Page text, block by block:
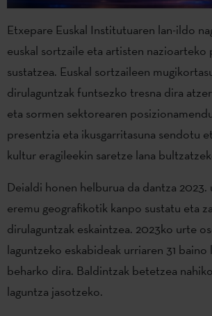
Etxepare Euskal Institutuaren lan-ildo
euskal sortzaile eta artisten nazioarteko
sustatzea. Euskal sortzaileen
dirulaguntzak funtsezko tresna dira
eta sormen sektorearen
presentzia eta ikusgarritasuna sendotu
kultur eragileekin saretze lana
Deialdi honen helburua da dantza 2023.
eremu geografikotik kanpo sustatu eta
dirulaguntzak eskaintzea. 2023ko urte
laguntzeko eskabideak urriaren 31
beharko dira. Baldintzak betetzea
laguntza jasotzeko.